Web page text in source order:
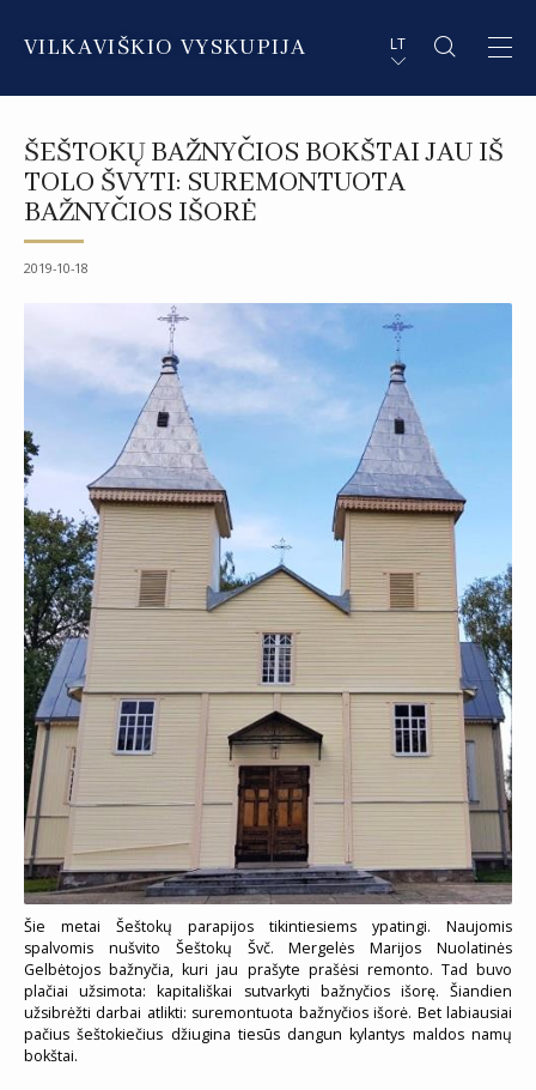
VILKAVIŠKIO VYSKUPIJA LT
DVASININKAI
INSTITUCIJOS IR ORGANIZACIJOS
DEKANATAI IR PARAPIJOS
PAŠVĘSTAS GYVENIMAS
EN SUMMARY
DE ZUSAMMENFASSUNG
ŠEŠTOKŲ BAŽNYČIOS BOKŠTAI JAU IŠ
TOLO ŠVYTI: SUREMONTUOTA
BAŽNYČIOS IŠORĖ
2019-10-18
Šie metai Šeštokų parapijos tikintiesiems ypatingi. Naujomis
spalvomis nušvito Šeštokų Švč. Mergelės Marijos Nuolatinės
Gelbėtojos bažnyčia, kuri jau prašyte prašėsi remonto. Tad buvo
plačiai užsimota: kapitališkai sutvarkyti bažnyčios išorę. Šiandien
užsibrėžti darbai atlikti: suremontuota bažnyčios išorė. Bet labiausiai
pačius šeštokiečius džiugina tiesūs dangun kylantys maldos namų
bokštai.